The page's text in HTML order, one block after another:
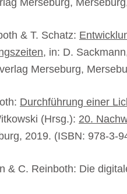
Merseburg,
& T. Schatz:
, in: D.
Merseburg,
Durchführung einer
(Hrsg.): 20.
2019. (ISBN: 978-3-
& C. Reinboth: Die